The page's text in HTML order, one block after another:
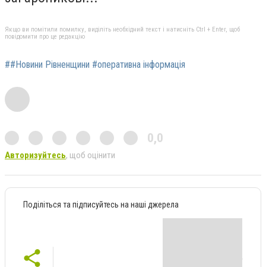
Якщо ви помітили помилку, виділіть необхідний текст і натисніть Ctrl + Enter, щоб
повідомити про це редакцію
##Новини Рівненщини #оперативна інформація
0,0
Авторизуйтесь, щоб оцінити
Поділіться та підписуйтесь на наші джерела